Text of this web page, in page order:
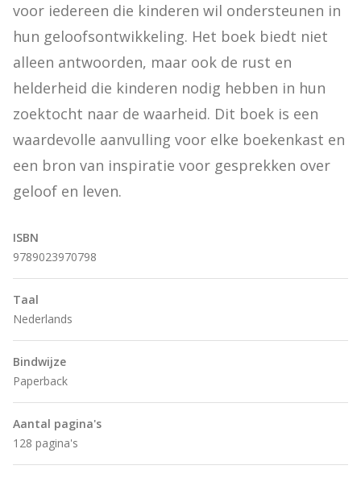
voor iedereen die kinderen wil ondersteunen in
hun geloofsontwikkeling. Het boek biedt niet
alleen antwoorden, maar ook de rust en
helderheid die kinderen nodig hebben in hun
zoektocht naar de waarheid. Dit boek is een
waardevolle aanvulling voor elke boekenkast en
een bron van inspiratie voor gesprekken over
geloof en leven.
ISBN
9789023970798
Taal
Nederlands
Bindwijze
Paperback
Aantal pagina's
128 pagina's